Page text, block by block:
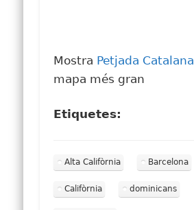
Mostra Petjada Catalana
mapa més gran
Etiquetes:
Alta Califòrnia Barcelona
Califòrnia dominicans